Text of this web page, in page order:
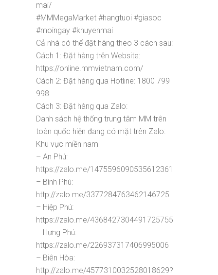
mai/
#MMMegaMarket #hangtuoi #giasoc
#moingay #khuyenmai
Cả nhà có thể đặt hàng theo 3 cách sau:
Cách 1: Đặt hàng trên Website:
https://online.mmvietnam.com/
Cách 2: Đặt hàng qua Hotline: 1800 799
998
Cách 3: Đặt hàng qua Zalo:
Danh sách hệ thống trung tâm MM trên
toàn quốc hiện đang có mặt trên Zalo:
Khu vực miền nam
– An Phú:
https://zalo.me/1475596090535612361
– Bình Phú:
http://zalo.me/3377284763462146725
– Hiệp Phú:
https://zalo.me/4368427304491725755
– Hưng Phú:
https://zalo.me/226937317406995006
– Biên Hòa:
http://zalo.me/4577310032528018629?